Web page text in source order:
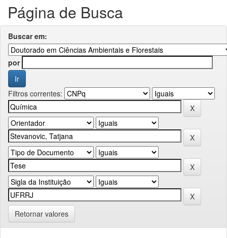
Página de Busca
Buscar em:
por
Filtros correntes:
Retornar valores